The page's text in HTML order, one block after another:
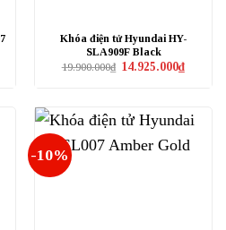
Khóa điện tử Hyundai HY-
SLA909F Black
19.900.000₫ Giá
14.925.000₫Giá
hiện
-10%